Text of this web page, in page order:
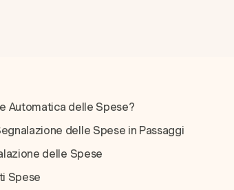
Automatica delle Spese?
delle Spese in Passaggi
delle Spese
Spese